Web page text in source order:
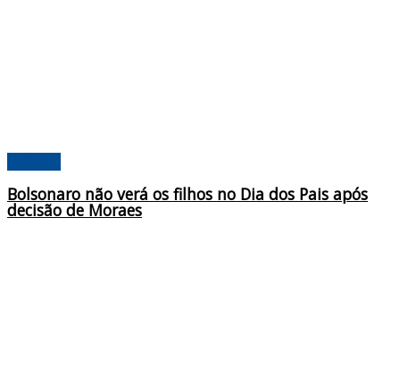
Bolsonaro não verá os filhos no Dia dos Pais após
decisão de Moraes